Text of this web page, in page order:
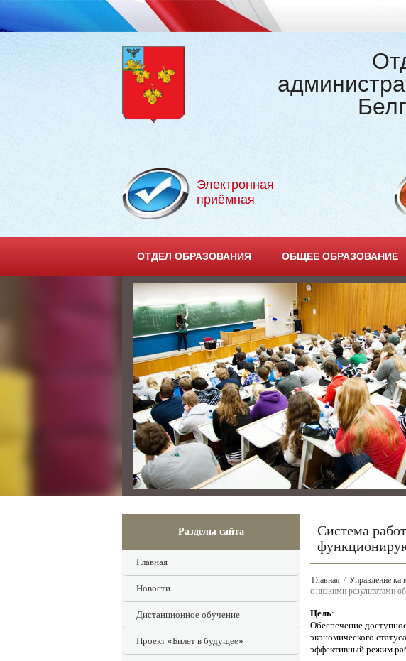
Электронная
приёмная
ОТДЕЛ ОБРАЗОВАНИЯ ОБЩЕЕ ОБРАЗОВАНИЕ
Разделы сайта
Главная
Новости
Дистанционное обучение
Проект «Билет в будущее»
Система
Главная / Управление
с низкими результатами
Цель:
Обеспечение
экономического
эффективный режим